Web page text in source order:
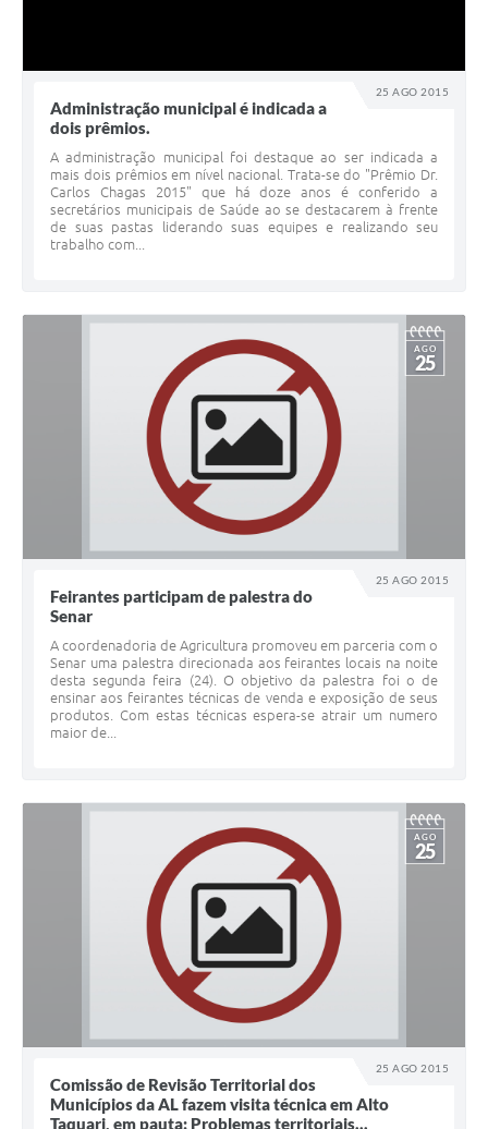
25 AGO 2015
Administração municipal é indicada a
dois prêmios.
A administração municipal foi destaque ao ser indicada a
mais dois prêmios em nível nacional. Trata-se do "Prêmio Dr.
Carlos Chagas 2015" que há doze anos é conferido a
secretários municipais de Saúde ao se destacarem à frente
de suas pastas liderando suas equipes e realizando seu
trabalho com...
25 AGO 2015
AGO
25
Feirantes participam de palestra do
Senar
A coordenadoria de Agricultura promoveu em parceria com o
Senar uma palestra direcionada aos feirantes locais na noite
desta segunda feira (24). O objetivo da palestra foi o de
ensinar aos feirantes técnicas de venda e exposição de seus
produtos. Com estas técnicas espera-se atrair um numero
maior de...
25 AGO 2015
AGO
25
Comissão de Revisão Territorial dos
Municípios da AL fazem visita técnica em Alto
Taquari, em pauta: Problemas territoriais...